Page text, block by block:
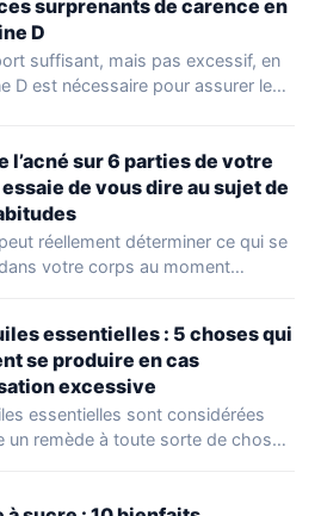
surprenants de carence en
D
suffisant, mais pas excessif, en
D est nécessaire pour assurer le…
l’acné sur 6 parties de votre
de vous dire au sujet de
peut réellement déterminer ce qui se
votre corps au moment
essentielles : 5 choses qui
se produire en cas
excessive
essentielles sont considérées
un remède à toute sorte de choses